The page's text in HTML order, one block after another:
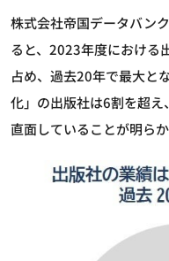
株式会社帝国データバン
ると、2023年度における
占め、過去20年で最大と
化」の出版社は6割を超
直面していることが明ら